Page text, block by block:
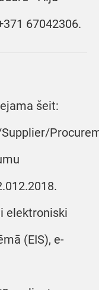
67042306.
šeit:
elektroniski
(EIS), e-